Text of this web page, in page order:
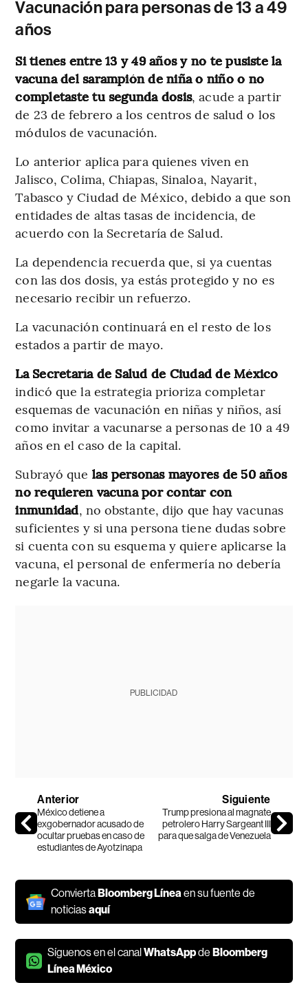
Vacunación para personas de 13 a 49
años
Si tienes entre 13 y 49 años y no te pusiste la
vacuna del sarampión de niña o niño o no
completaste tu segunda dosis, acude a partir
de 23 de febrero a los centros de salud o los
módulos de vacunación.
Lo anterior aplica para quienes viven en
Jalisco, Colima, Chiapas, Sinaloa, Nayarit,
Tabasco y Ciudad de México, debido a que son
entidades de altas tasas de incidencia, de
acuerdo con la Secretaría de Salud.
La dependencia recuerda que, si ya cuentas
con las dos dosis, ya estás protegido y no es
necesario recibir un refuerzo.
La vacunación continuará en el resto de los
estados a partir de mayo.
La Secretaría de Salud de Ciudad de México
indicó que la estrategia prioriza completar
esquemas de vacunación en niñas y niños, así
como invitar a vacunarse a personas de 10 a 49
años en el caso de la capital.
Subrayó que las personas mayores de 50 años
no requieren vacuna por contar con
inmunidad, no obstante, dijo que hay vacunas
suficientes y si una persona tiene dudas sobre
si cuenta con su esquema y quiere aplicarse la
vacuna, el personal de enfermería no debería
negarle la vacuna.
PUBLICIDAD
Anterior
México detiene a
exgobernador acusado de
ocultar pruebas en caso de
estudiantes de Ayotzinapa
Siguiente
Trump presiona al magnate
petrolero Harry Sargeant III
para que salga de Venezuela
Convierta Bloomberg Líneaen su fuente de
noticiasaquí
Síguenos en el canalWhatsAppde Bloomberg
Línea México